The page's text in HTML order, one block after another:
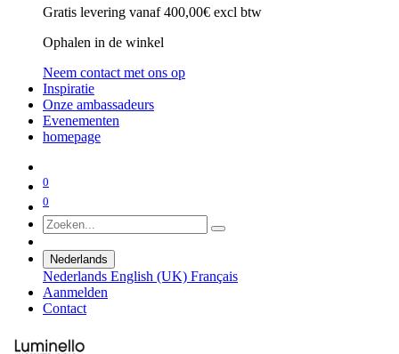
Gratis levering vanaf 400,00€ excl btw
Ophalen in de winkel
Neem contact met ons op
Inspiratie
Onze ambassadeurs
Evenementen
homepage
0
0
Nederlands
Nederlands English (UK) Français
Aanmelden
Contact